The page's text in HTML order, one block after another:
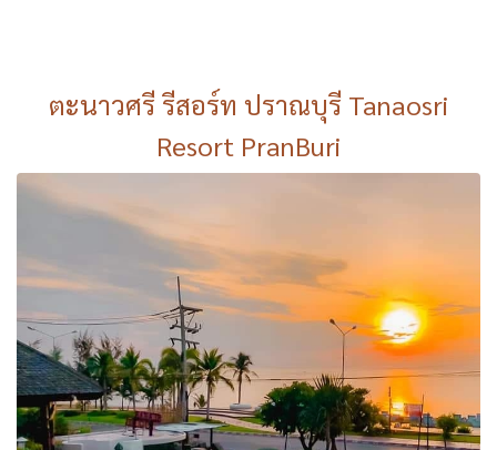
ตะนาวศรี รีสอร์ท ปราณบุรี Tanaosri
Resort PranBuri